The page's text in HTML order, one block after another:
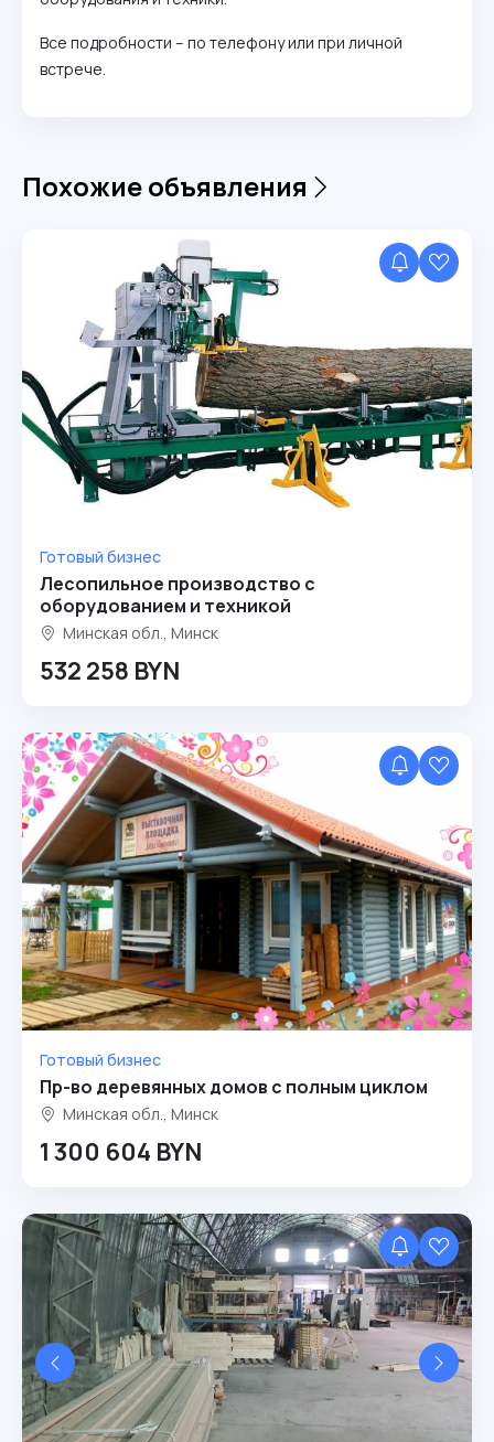
Все подробности – по телефону или при личной
встрече.
Похожие объявления
Готовый бизнес
Лесопильное производство с
оборудованием и техникой
Минская обл., Минск
532 258 BYN
Готовый бизнес
Пр-во деревянных домов с полным циклом
Минская обл., Минск
1 300 604 BYN